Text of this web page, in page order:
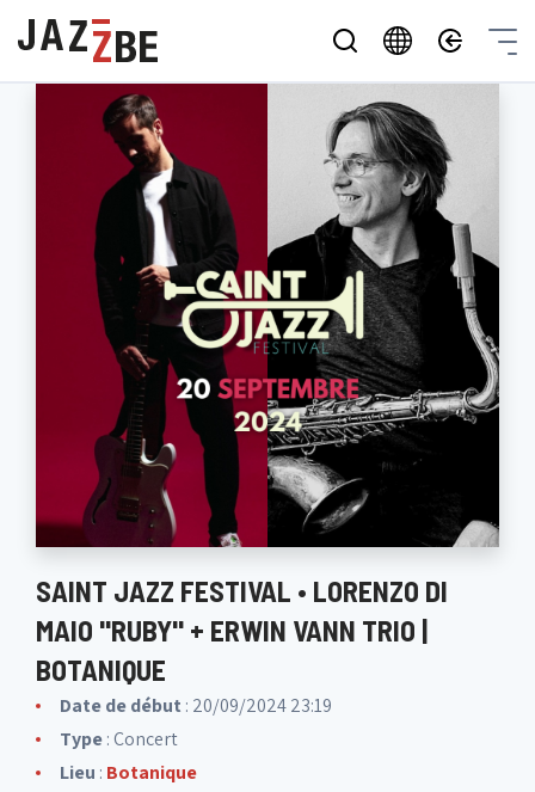
SAINT JAZZ FESTIVAL • LORENZO DI
MAIO "RUBY" + ERWIN VANN TRIO |
BOTANIQUE
Date de début : 20/09/2024 23:19
Type: Concert
Lieu : Botanique